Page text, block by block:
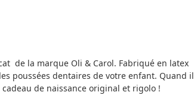
de la marque Oli & Carol. Fabriqué en latex
poussées dentaires de votre enfant. Quand il
de naissance original et rigolo !